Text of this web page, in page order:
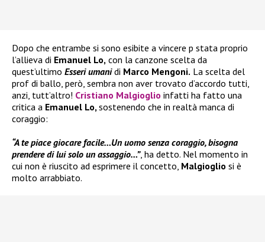
Dopo che entrambe si sono esibite a vincere p stata proprio
l’allieva di Emanuel Lo, con la canzone scelta da
quest’ultimo Esseri umanidi Marco Mengoni. La scelta del
prof di ballo, però, sembra non aver trovato d’accordo tutti,
anzi, tutt’altro! Cristiano Malgioglio infatti ha fatto una
critica a Emanuel Lo,sostenendo che in realtà manca di
coraggio:
“A te piace giocare facile…Un uomo senza coraggio, bisogna
prendere di lui solo un assaggio…”, ha detto. Nel momento in
cui non è riuscito ad esprimere il concetto, Malgioglio si è
molto arrabbiato.